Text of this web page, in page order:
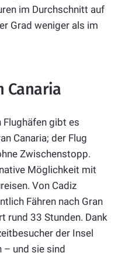
im Durchschnitt auf
Grad weniger als im
Canaria
gibt es
Canaria; der Flug
Zwischenstopp.
Möglichkeit mit
Von Cadiz
Fähren nach Gran
rund 33 Stunden. Dank
der Insel
– und sie sind